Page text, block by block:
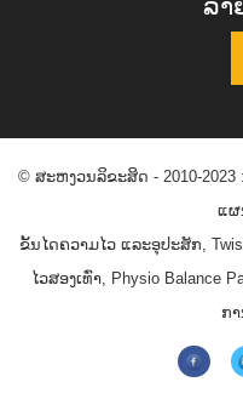
ລາ
© ສະຫງວນລິຂະສິດ - 2010-2023 :
ແຜ
ຂັ້ນໄດຄວາມໄວ ແລະອຸປະສັກ
ໄວສອງເທົ່າ, Physio Balance
ກ